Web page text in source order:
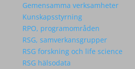
Gemensamma verksamheter
Kunskapsstyrning
RPO, programområden
RSG, samverkansgrupper
RSG forskning och life science
RSG hälsodata